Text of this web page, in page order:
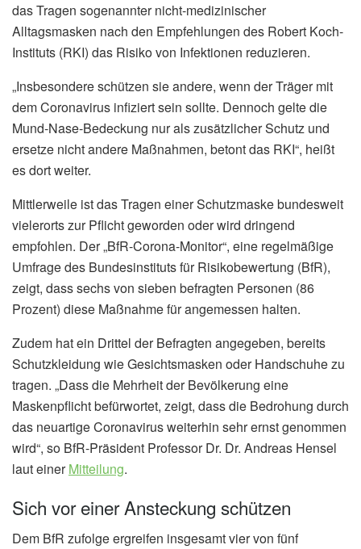
das Tragen sogenannter nicht-medizinischer
Alltagsmasken nach den Empfehlungen des Robert Koch-
Instituts (RKI) das Risiko von Infektionen reduzieren.
„Insbesondere schützen sie andere, wenn der Träger mit
dem Coronavirus infiziert sein sollte. Dennoch gelte die
Mund-Nase-Bedeckung nur als zusätzlicher Schutz und
ersetze nicht andere Maßnahmen, betont das RKI“, heißt
es dort weiter.
Mittlerweile ist das Tragen einer Schutzmaske bundesweit
vielerorts zur Pflicht geworden oder wird dringend
empfohlen. Der „BfR-Corona-Monitor“, eine regelmäßige
Umfrage des Bundesinstituts für Risikobewertung (BfR),
zeigt, dass sechs von sieben befragten Personen (86
Prozent) diese Maßnahme für angemessen halten.
Zudem hat ein Drittel der Befragten angegeben, bereits
Schutzkleidung wie Gesichtsmasken oder Handschuhe zu
tragen. „Dass die Mehrheit der Bevölkerung eine
Maskenpflicht befürwortet, zeigt, dass die Bedrohung durch
das neuartige Coronavirus weiterhin sehr ernst genommen
wird“, so BfR-Präsident Professor Dr. Dr. Andreas Hensel
laut einerMitteilung.
Sich vor einer Ansteckung schützen
Dem BfR zufolge ergreifen insgesamt vier von fünf